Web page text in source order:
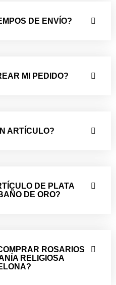
DE ENVÍO?
MI PEDIDO?
ARTÍCULO?
DE PLATA
DE ORO?
ROSARIOS
RELIGIOSA